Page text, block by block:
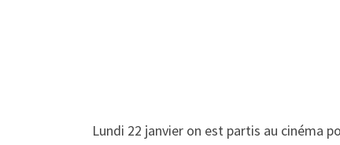
Lundi 22 janvier on est partis au cinéma